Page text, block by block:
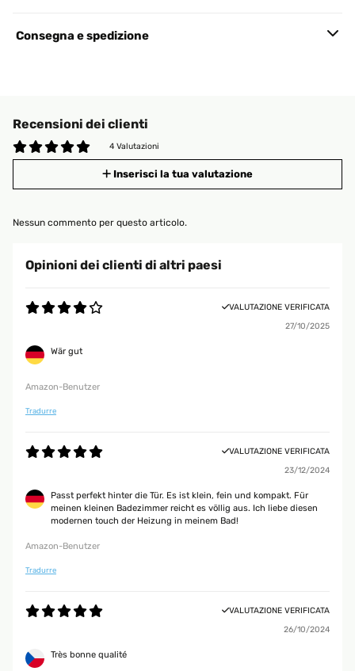
Consegna e spedizione
Recensioni dei clienti
4 Valutazioni
Inserisci la tua valutazione
Nessun commento per questo articolo.
Opinioni dei clienti di altri paesi
VALUTAZIONE VERIFICATA
27/10/2025
Wär gut
Amazon-Benutzer
Tradurre
VALUTAZIONE VERIFICATA
23/12/2024
Passt perfekt hinter die Tür. Es ist klein, fein und kompakt. Für
meinen kleinen Badezimmer reicht es völlig aus. Ich liebe diesen
modernen touch der Heizung in meinem Bad!
Amazon-Benutzer
Tradurre
VALUTAZIONE VERIFICATA
26/10/2024
Très bonne qualité